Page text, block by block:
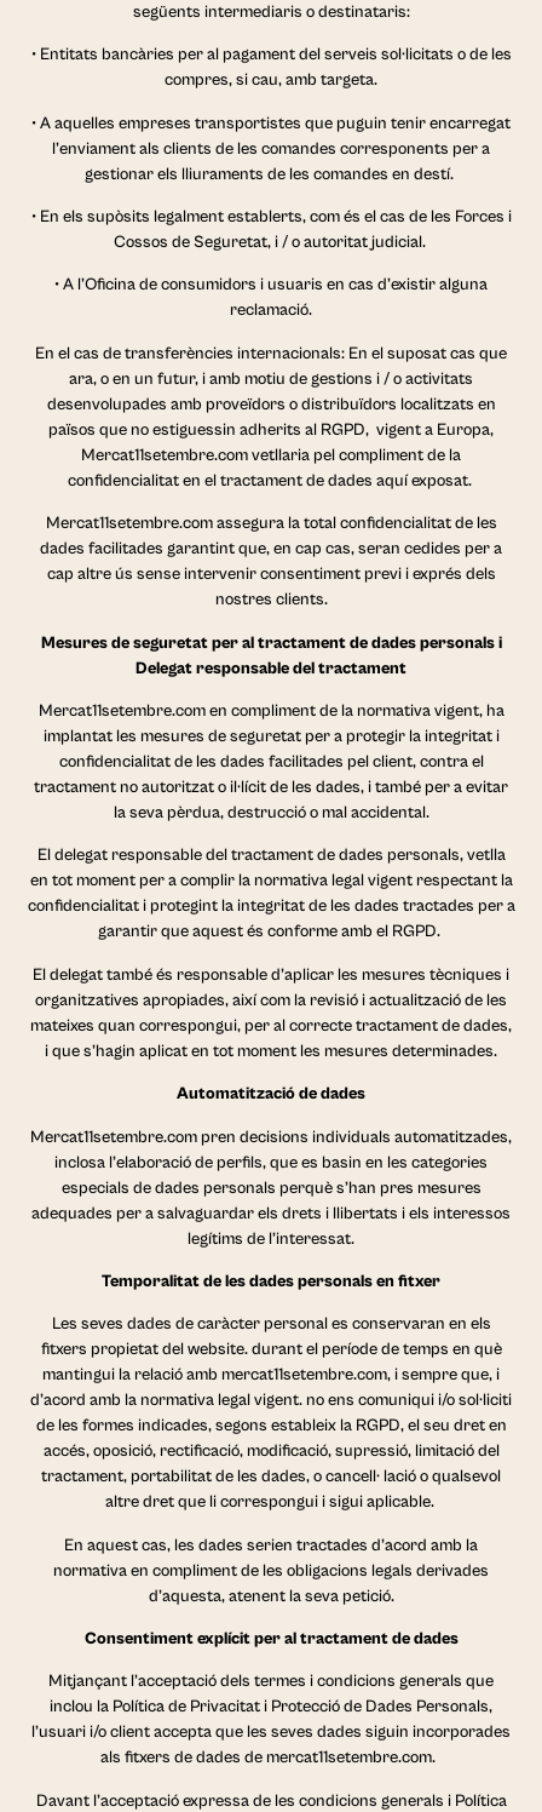
següents intermediaris o destinataris:
• Entitats bancàries per al pagament del serveis sol·licitats o de les
compres, si cau, amb targeta.
• A aquelles empreses transportistes que puguin tenir encarregat
l’enviament als clients de les comandes corresponents per a
gestionar els lliuraments de les comandes en destí.
• En els supòsits legalment establerts, com és el cas de les Forces i
Cossos de Seguretat, i / o autoritat judicial.
• A l’Oficina de consumidors i usuaris en cas d’existir alguna
reclamació.
En el cas de transferències internacionals: En el suposat cas que
ara, o en un futur, i amb motiu de gestions i / o activitats
desenvolupades amb proveïdors o distribuïdors localitzats en
països que no estiguessin adherits al RGPD, vigent a Europa,
Mercat11setembre.com vetllaria pel compliment de la
confidencialitat en el tractament de dades aquí exposat.
Mercat11setembre.com assegura la total confidencialitat de les
dades facilitades garantint que, en cap cas, seran cedides per a
cap altre ús sense intervenir consentiment previ i exprés dels
nostres clients.
Mesures de seguretat per al tractament de dades personals i
Delegat responsable del tractament
Mercat11setembre.com en compliment de la normativa vigent, ha
implantat les mesures de seguretat per a protegir la integritat i
confidencialitat de les dades facilitades pel client, contra el
tractament no autoritzat o il·lícit de les dades, i també per a evitar
la seva pèrdua, destrucció o mal accidental.
El delegat responsable del tractament de dades personals, vetlla
en tot moment per a complir la normativa legal vigent respectant la
confidencialitat i protegint la integritat de les dades tractades per a
garantir que aquest és conforme amb el RGPD.
El delegat també és responsable d’aplicar les mesures tècniques i
organitzatives apropiades, així com la revisió i actualització de les
mateixes quan correspongui, per al correcte tractament de dades,
i que s’hagin aplicat en tot moment les mesures determinades.
Automatització de dades
Mercat11setembre.com pren decisions individuals automatitzades,
inclosa l’elaboració de perfils, que es basin en les categories
especials de dades personals perquè s’han pres mesures
adequades per a salvaguardar els drets i llibertats i els interessos
legítims de l’interessat.
Temporalitat de les dades personals en fitxer
Les seves dades de caràcter personal es conservaran en els
fitxers propietat del website. durant el període de temps en què
mantingui la relació amb mercat11setembre.com, i sempre que, i
d’acord amb la normativa legal vigent. no ens comuniqui i/o sol·liciti
de les formes indicades, segons estableix la RGPD, el seu dret en
accés, oposició, rectificació, modificació, supressió, limitació del
tractament, portabilitat de les dades, o cancell· lació o qualsevol
altre dret que li correspongui i sigui aplicable.
En aquest cas, les dades serien tractades d’acord amb la
normativa en compliment de les obligacions legals derivades
d’aquesta, atenent la seva petició.
Consentiment explícit per al tractament de dades
Mitjançant l’acceptació dels termes i condicions generals que
inclou la Política de Privacitat i Protecció de Dades Personals,
l’usuari i/o client accepta que les seves dades siguin incorporades
als fitxers de dades de mercat11setembre.com.
Davant l’acceptació expressa de les condicions generals i Política